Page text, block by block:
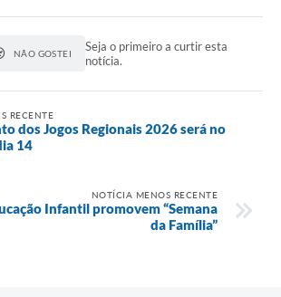
NÃO GOSTEI
Seja o primeiro a curtir esta
notícia.
RECENTE
dos Jogos Regionais 2026 será no
14
NOTÍCIA MENOS RECENTE
Infantil promovem “Semana
da Família”